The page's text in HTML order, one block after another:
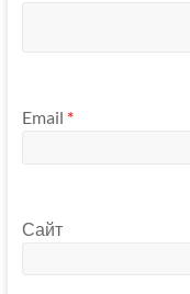
Email *
Сайт